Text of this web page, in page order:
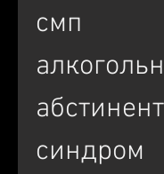
смп
синдром